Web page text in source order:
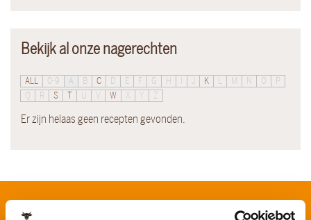
Bekijk al onze nagerechten
ALL 0-9 A B C D E F G H K M N O
P
Q
R S T U V W X Y Z
Er zijn helaas geen recepten gevonden.
Schrijf je in voor onze nieuwsbrief